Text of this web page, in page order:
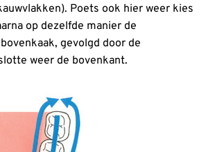
Poets ook hier weer kies
op dezelfde manier de
gevolgd door de
weer de bovenkant.